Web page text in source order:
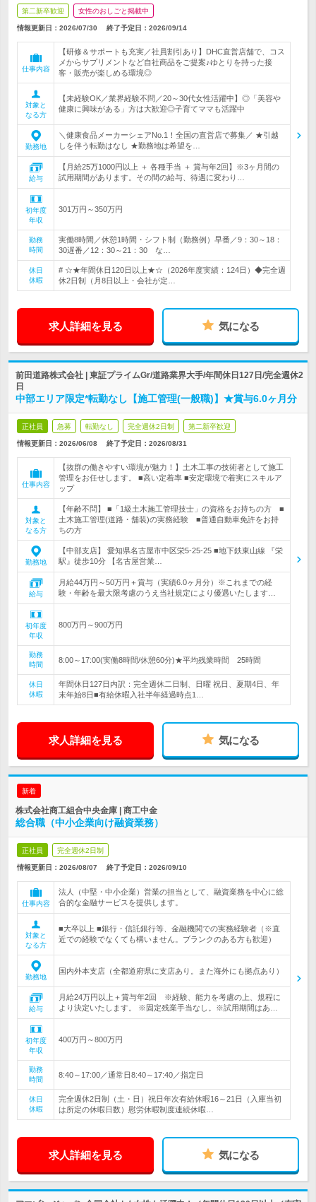
第二新卒歓迎 女性のおしごと掲載中
情報更新日：2026/07/30 終了予定日： 2026/09/14
仕事内容
【研修＆サポートも充実／社員割引あり】DHC直営店舗で、コス
メからサプリメントなど自社商品をご提案♪ゆとりを持った接
客・販売が楽しめる環境◎
対象と
なる方
【未経験OK／業界経験不問／20～30代女性活躍中】◎「美容や
健康に興味がある」方は大歓迎◎子育てママも活躍中
勤務地
＼健康食品メーカーシェアNo.1！全国の直営店で募集／ ★引越
しを伴う転勤はなし ★勤務地は希望を…
給与
【月給25万1000円以上 ＋ 各種手当 ＋ 賞与年2回】※3ヶ月間の
試用期間があります。その間の給与、待遇に変わり…
初年度
年収
301万円～350万円
勤務
時間
実働8時間／休憩1時間・シフト制（勤務例）早番／9：30～18：
30遅番／12：30～21：30 な…
休日
休暇
# ☆★年間休日120日以上★☆（2026年度実績：124日）◆完全週
休2日制（月8日以上・会社が定…
求人詳細を見る 気になる
前田道路株式会社 | 東証プライムGr/道路業界大手/年間休日127日/完全週休2
日
中部エリア限定*転勤なし【施工管理(一般職)】★賞与6.0ヶ月分
正社員 急募 転勤なし 完全週休2日制 第二新卒歓迎
情報更新日：2026/06/08 終了予定日： 2026/08/31
仕事内容
【抜群の働きやすい環境が魅力！】土木工事の技術者として施工
管理をお任せします。 ■高い定着率 ■安定環境で着実にスキルア
ップ
対象と
なる方
【年齢不問】 ■「1級土木施工管理技士」の資格をお持ちの方 ■
土木施工管理(道路・舗装)の実務経験 ■普通自動車免許をお持
ちの方
勤務地
【中部支店】 愛知県名古屋市中区栄5-25-25 ■地下鉄東山線 『栄
駅』徒歩10分 【名古屋営業…
給与
月給44万円～50万円＋賞与（実績6.0ヶ月分）※これまでの経
験・年齢を最大限考慮のうえ当社規定により優遇いたします…
初年度
年収
800万円～900万円
勤務
時間
8:00～17:00(実働8時間/休憩60分)★平均残業時間 25時間
休日
休暇
年間休日127日内訳：完全週休二日制、日曜 祝日、夏期4日、年
末年始8日■有給休暇入社半年経過時点1…
求人詳細を見る 気になる
新着
株式会社商工組合中央金庫 | 商工中金
総合職（中小企業向け融資業務）
正社員 完全週休2日制
情報更新日：2026/08/07 終了予定日： 2026/09/10
仕事内容
法人（中堅・中小企業）営業の担当として、融資業務を中心に総
合的な金融サービスを提供します。
対象と
なる方
■大卒以上 ■銀行・信託銀行等、金融機関での実務経験者（※直
近での経験でなくても構いません。ブランクのある方も歓迎）
勤務地
国内外本支店（全都道府県に支店あり。また海外にも拠点あり）
給与
月給24万円以上＋賞与年2回 ※経験、能力を考慮の上、規程に
より決定いたします。 ※固定残業手当なし。※試用期間はあ…
初年度
年収
400万円～800万円
勤務
時間
8:40～17:00／通常日8:40～17:40／指定日
休日
休暇
完全週休2日制（土・日）祝日年次有給休暇16～21日（入庫当初
は所定の休暇日数）慰労休暇制度連続休暇…
求人詳細を見る 気になる